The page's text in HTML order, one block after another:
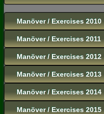
Manöver / Exercises 2010
Manöver / Exercises 2011
Manöver / Exercises 2012
Manöver / Exercises 2013
Manöver / Exercises 2014
Manöver / Exercises 2015